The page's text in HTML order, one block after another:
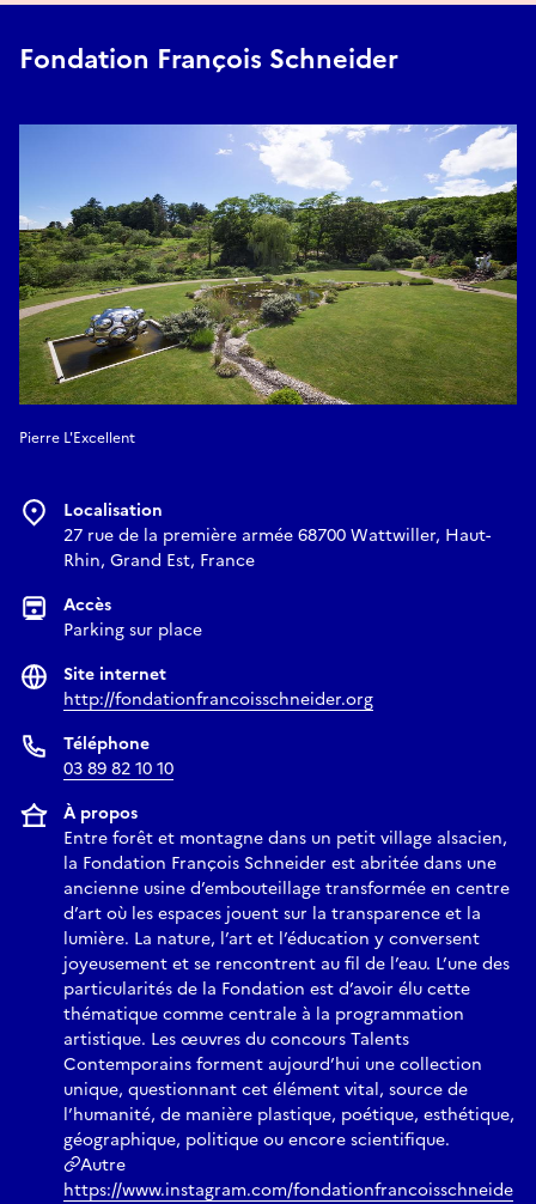
Fondation François Schneider
Pierre L'Excellent
Localisation
27 rue de la première armée 68700 Wattwiller, Haut-
Rhin, Grand Est, France
Accès
Parking sur place
Site internet
http://fondationfrancoisschneider.org
Téléphone
03 89 82 10 10
À propos
Entre forêt et montagne dans un petit village alsacien,
la Fondation François Schneider est abritée dans une
ancienne usine d’embouteillage transformée en centre
d’art où les espaces jouent sur la transparence et la
lumière. La nature, l’art et l’éducation y conversent
joyeusement et se rencontrent au fil de l’eau. L’une des
particularités de la Fondation est d’avoir élu cette
thématique comme centrale à la programmation
artistique. Les œuvres du concours Talents
Contemporains forment aujourd’hui une collection
unique, questionnant cet élément vital, source de
l’humanité, de manière plastique, poétique, esthétique,
géographique, politique ou encore scientifique.
Autre
https://www.instagram.com/fondationfrancoisschneide